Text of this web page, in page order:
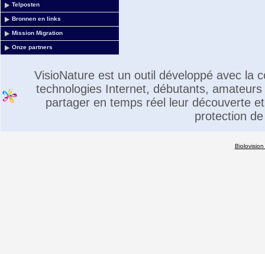
Telposten
Bronnen en links
Mission Migration
Onze partners
VisioNature est un outil développé avec la
technologies Internet, débutants,
partager en temps réel leur découverte
protection
Biolovision